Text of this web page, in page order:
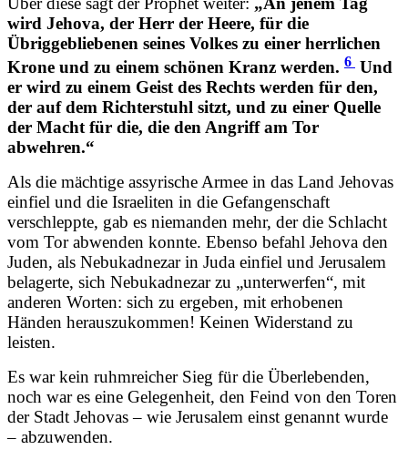
wird Jehova, der Herr der Heere, für die
Übriggebliebenen seines Volkes zu einer herrlichen
Krone und zu einem schönen Kranz werden. 6 Und
er wird zu einem Geist des Rechts werden für den,
der auf dem Richterstuhl sitzt, und zu einer Quelle
der Macht für die, die den Angriff am Tor
abwehren.“
Als die mächtige assyrische Armee in das Land Jehovas
einfiel und die Israeliten in die Gefangenschaft
verschleppte, gab es niemanden mehr, der die Schlacht
vom Tor abwenden konnte. Ebenso befahl Jehova den
Juden, als Nebukadnezar in Juda einfiel und Jerusalem
belagerte, sich Nebukadnezar zu „unterwerfen“, mit
anderen Worten: sich zu ergeben, mit erhobenen
Händen herauszukommen! Keinen Widerstand zu
leisten.
Es war kein ruhmreicher Sieg für die Überlebenden,
noch war es eine Gelegenheit, den Feind von den Toren
der Stadt Jehovas – wie Jerusalem einst genannt wurde
– abzuwenden.